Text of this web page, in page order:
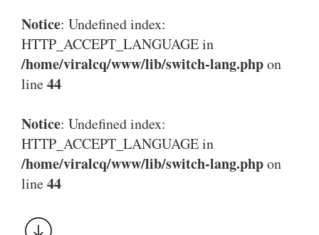
Notice: Undefined index:
HTTP_ACCEPT_LANGUAGE in
/home/viralcq/www/lib/switch-lang.phpon
line44
Notice: Undefined index:
HTTP_ACCEPT_LANGUAGE in
/home/viralcq/www/lib/switch-lang.phpon
line44